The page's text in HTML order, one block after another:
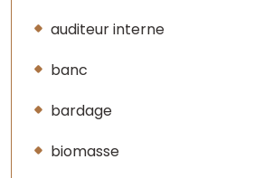
auditeur interne
banc
bardage
biomasse